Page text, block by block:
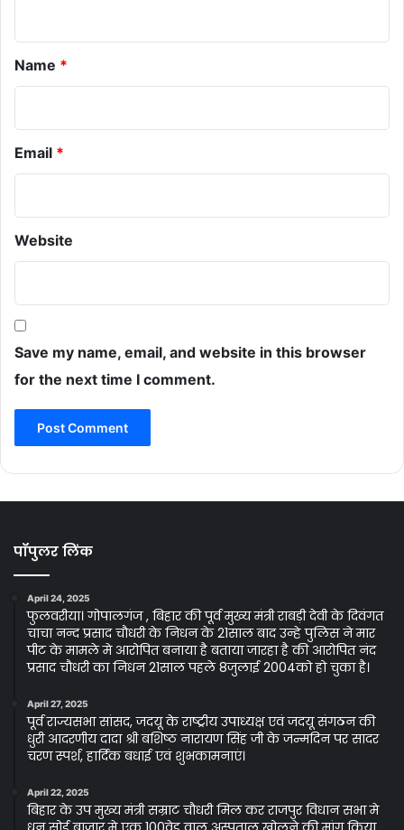
Name *
Email *
Website
Save my name, email, and website in this browser
for the next time I comment.
पॉपुलर लिंक
April 24, 2025
फुलवरीया। गोपालगंज , बिहार की पूर्व मुख्य मंत्री राबड़ी देवी के दिवंगत
चाचा नन्द प्रसाद चौधरी के निधन के 21साल बाद उन्हे पुलिस ने मार
पीट के मामले मे आरोपित बनाया है बताया जारहा है की आरोपित नंद
प्रसाद चौधरी का निधन 21साल पहले 8जुलाई 2004को हो चुका है।
April 27, 2025
पूर्व राज्यसभा सांसद, जदयू के राष्ट्रीय उपाध्यक्ष एवं जदयू संगठन की
धुरी आदरणीय दादा श्री बशिष्ठ नारायण सिंह जी के जन्मदिन पर सादर
चरण स्पर्श, हार्दिक बधाई एवं शुभकामनाएं।
April 22, 2025
बिहार के उप मुख्य मंत्री सम्राट चौधरी मिल कर राजपुर विधान सभा मे